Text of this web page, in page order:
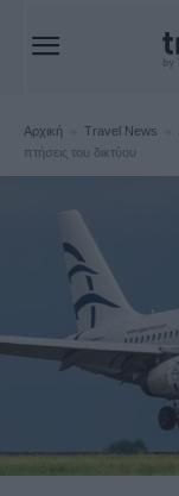
Αρχική Travel News
πτήσεις του δικτύου